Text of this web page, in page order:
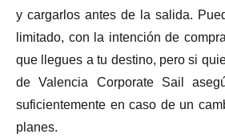
y cargarlos antes de la salida.
limitado, con la intención de
que llegues a tu destino, pero si
de Valencia Corporate Sail
suficientemente en caso de un
planes.